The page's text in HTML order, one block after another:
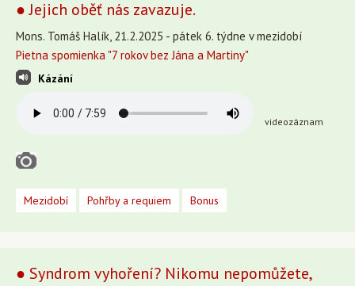
● Jejich oběť nás zavazuje.
Mons. Tomáš Halík, 21.2.2025 - pátek 6. týdne v mezidobí
Pietna spomienka "7 rokov bez Jána a Martiny"
Kázání
videozáznam
Mezidobí Pohřby a requiem Bonus
● Syndrom vyhoření? Nikomu nepomůžete,